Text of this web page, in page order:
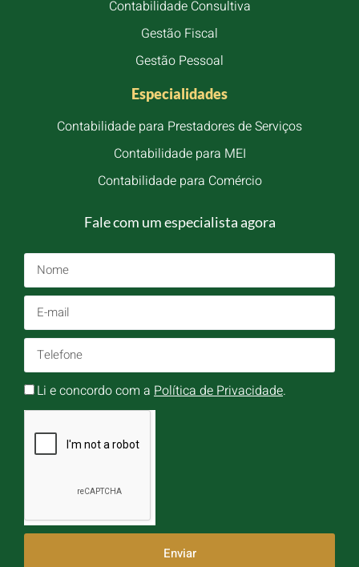
Contabilidade Consultiva
Gestão Fiscal
Gestão Pessoal
Especialidades
Contabilidade para Prestadores de Serviços
Contabilidade para MEI
Contabilidade para Comércio
Fale com um especialista agora
Li e concordo com a Política de Privacidade.
Enviar